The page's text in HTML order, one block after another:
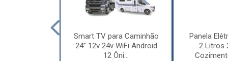
Smart TV para Caminhão
24” 12v 24v WiFi Android
12 Ôni...
Panela
2 Litros